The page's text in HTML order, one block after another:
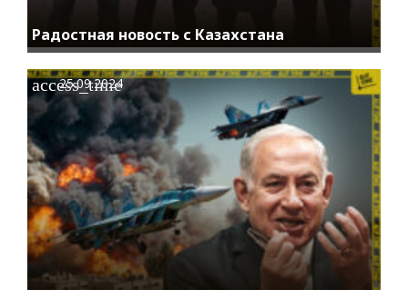
Радостная новость с Казахстана
access_time
25.09.2024